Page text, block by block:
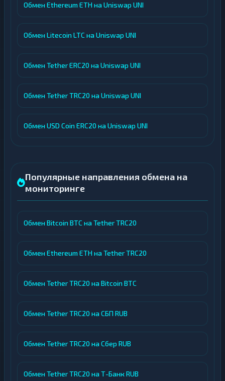
Обмен Ethereum ETH на Uniswap UNI
Обмен Litecoin LTC на Uniswap UNI
Обмен Tether ERC20 на Uniswap UNI
Обмен Tether TRC20 на Uniswap UNI
Обмен USD Coin ERC20 на Uniswap UNI
Популярные направления обмена на
мониторинге
Обмен Bitcoin BTC на Tether TRC20
Обмен Ethereum ETH на Tether TRC20
Обмен Tether TRC20 на Bitcoin BTC
Обмен Tether TRC20 на СБП RUB
Обмен Tether TRC20 на Сбер RUB
Обмен Tether TRC20 на Т-Банк RUB